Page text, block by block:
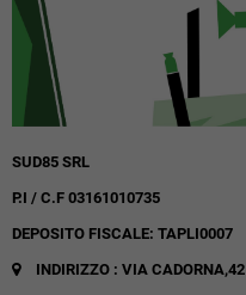
SUD85 SRL
P.I / C.F 03161010735
DEPOSITO FISCALE: TAPLI0007
INDIRIZZO : VIA CADORNA,42